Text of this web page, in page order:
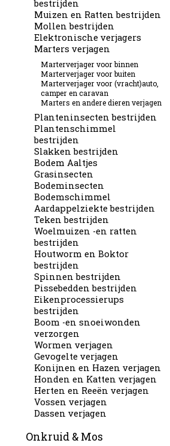
bestrijden
Muizen en Ratten bestrijden
Mollen bestrijden
Elektronische verjagers
Marters verjagen
Marterverjager voor binnen
Marterverjager voor buiten
Marterverjager voor (vracht)auto,
camper en caravan
Marters en andere dieren verjagen
Planteninsecten bestrijden
Plantenschimmel
bestrijden
Slakken bestrijden
Bodem Aaltjes
Grasinsecten
Bodeminsecten
Bodemschimmel
Aardappelziekte bestrijden
Teken bestrijden
Woelmuizen -en ratten
bestrijden
Houtworm en Boktor
bestrijden
Spinnen bestrijden
Pissebedden bestrijden
Eikenprocessierups
bestrijden
Boom -en snoeiwonden
verzorgen
Wormen verjagen
Gevogelte verjagen
Konijnen en Hazen verjagen
Honden en Katten verjagen
Herten en Reeën verjagen
Vossen verjagen
Dassen verjagen
Onkruid & Mos